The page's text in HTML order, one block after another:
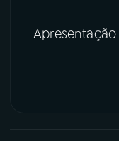
Apresentação